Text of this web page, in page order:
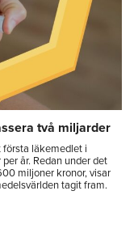
två miljarder
läkemedlet i
år. Redan under det
miljoner kronor, visar
tagit fram.